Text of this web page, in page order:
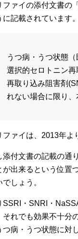
ファイの添付文書の
に記載されています。
うつ病・うつ状態
選択的セロトニン
再取り込み阻害剤
れない場合に限り、
ファイは、2013年よ
添付文書の記載の通
が出来るという位置
でしょう。
SSRI・SNRI・
それでも効果不十分
つ病・うつ状態に対